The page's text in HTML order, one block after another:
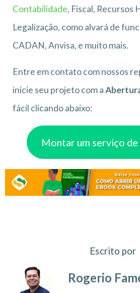
Contabilidade, Fiscal, Recursos
Legalização, como alvará de
CADAN, Anvisa, e muito mais.
Entre em contato com nossos
inicie seu projeto com a
fácil clicando abaixo:
Montar um serviço
Escrito por
Rogerio